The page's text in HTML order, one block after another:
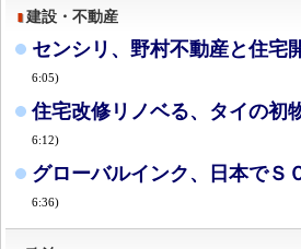
建設・不動産
センシリ、野村不動産と住宅
6:05)
住宅改修リノベる、タイの初
6:12)
グローバルインク、日本でＳ
6:36)